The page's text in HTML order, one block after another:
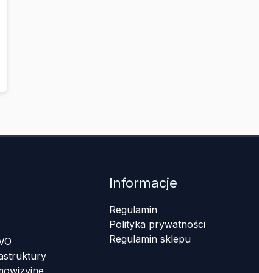
Informacje
Regulamin
Polityka prywatności
Regulamin sklepu